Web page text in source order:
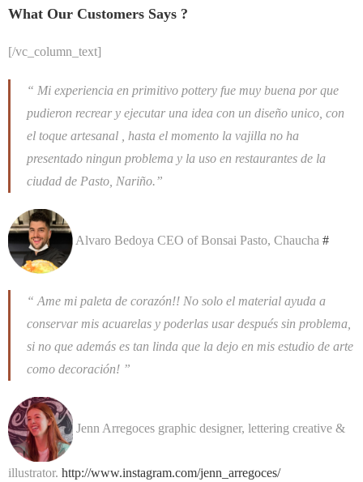
What Our Customers Says ?
[/vc_column_text]
“ Mi experiencia en primitivo pottery fue muy buena por que
pudieron recrear y ejecutar una idea con un diseño unico, con
el toque artesanal , hasta el momento la vajilla no ha
presentado ningun problema y la uso en restaurantes de la
ciudad de Pasto, Nariño.”
Alvaro Bedoya CEO of Bonsai Pasto, Chaucha #
“ Ame mi paleta de corazón!! No solo el material ayuda a
conservar mis acuarelas y poderlas usar después sin problema,
si no que además es tan linda que la dejo en mis estudio de arte
como decoración! ”
Jenn Arregoces graphic designer, lettering creative &
illustrator. http://www.instagram.com/jenn_arregoces/